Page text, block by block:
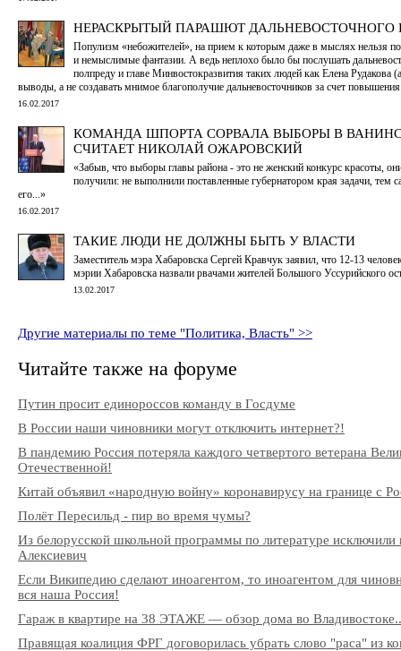
НЕРАСКРЫТЫЙ ПАРАШЮТ ДАЛЬНЕВОСТОЧНОГО
Популизм «небожителей», на прием к которым даже в мыслях нельзя
и немыслимые фантазии. А ведь неплохо было бы послушать
полпреду и главе Минвостокразвития таких людей как Елена Рудакова
выводы, а не создавать мнимое благополучие дальневосточников за счет
16.02.2017
КОМАНДА ШПОРТА СОРВАЛА ВЫБОРЫ В
СЧИТАЕТ НИКОЛАЙ ОЖАРОВСКИЙ
«Забыв, что выборы главы района - это не женский конкурс красоты,
получили: не выполнили поставленные губернатором края задачи, тем
его...»
16.02.2017
ТАКИЕ ЛЮДИ НЕ ДОЛЖНЫ БЫТЬ У ВЛАСТИ
Заместитель мэра Хабаровска Сергей Кравчук заявил, что 12-13
мэрии Хабаровска назвали рвачами жителей Большого Уссурийского
13.02.2017
Другие материалы по теме "Политика, Власть" >>
Читайте также на форуме
Путин просит единороссов команду в Госдуме
В России наши чиновники могут отключить интернет?!
В пандемию Россия потеряла каждого четвертого ветерана
Отечественной!
Китай объявил «народную войну» коронавирусу на границе с
Полёт Пересильд - пир во время чумы?
Из белорусской школьной программы по литературе исключили
Алексиевич
Если Википедию сделают иноагентом, то иноагентом для
вся наша Россия!
Гараж в квартире на 38 ЭТАЖЕ — обзор дома во
Правящая коалиция ФРГ договорилась убрать слово "раса" из